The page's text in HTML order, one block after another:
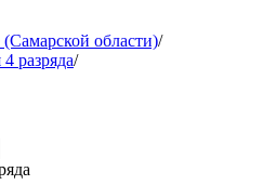
области)/
разряда/